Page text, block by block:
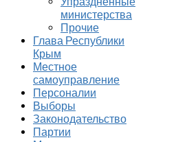
министерства
Прочие
Глава Республики
Крым
Местное
самоуправление
Персоналии
Выборы
Законодательство
Партии